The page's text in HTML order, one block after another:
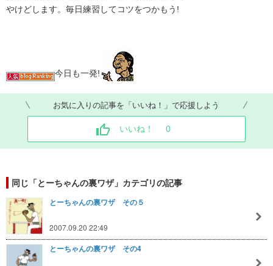
やけどします。毎日練習してコツをつかもう!
今日も一発!
お気に入りの記事を「いいね！」で応援しよう
いいね！ 0
同じ「とーちゃんの裏ワザ」カテゴリの記事
とーちゃんの裏ワザ その５
2007.09.20 22:49
とーちゃんの裏ワザ その4